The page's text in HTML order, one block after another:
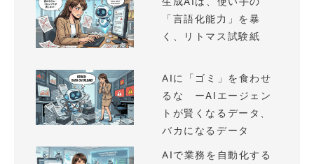
「言語化能力」を暴
く、リトマス試験紙
AIに「ゴミ」を食わせ
るな ーAIエージェン
トが賢くなるデータ、
バカになるデータ
AIで業務を自動化する